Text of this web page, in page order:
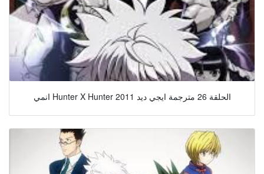
انمي Hunter X Hunter 2011 الحلقة 26 مترجمة ايجي ديد